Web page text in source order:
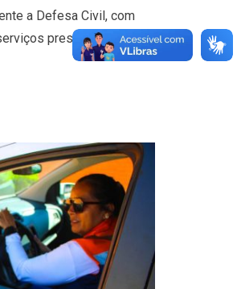
a Defesa Civil, com
prestados à